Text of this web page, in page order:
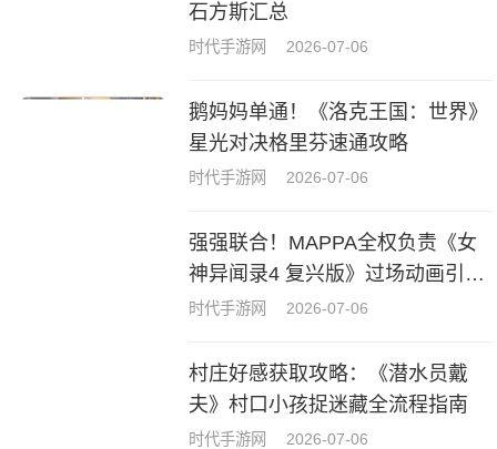
石方斯汇总
时代手游网 2026-07-06
鹅妈妈单通！《洛克王国：世界》
星光对决格里芬速通攻略
时代手游网 2026-07-06
强强联合！MAPPA全权负责《女
神异闻录4 复兴版》过场动画引热
议
时代手游网 2026-07-06
村庄好感获取攻略：《潜水员戴
夫》村口小孩捉迷藏全流程指南
时代手游网 2026-07-06